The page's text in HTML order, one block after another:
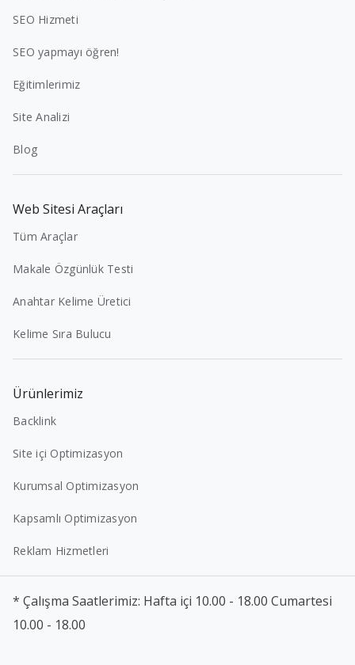
SEO Hizmeti
SEO yapmayı öğren!
Eğitimlerimiz
Site Analizi
Blog
Web Sitesi Araçları
Tüm Araçlar
Makale Özgünlük Testi
Anahtar Kelime Üretici
Kelime Sıra Bulucu
Ürünlerimiz
Backlink
Site içi Optimizasyon
Kurumsal Optimizasyon
Kapsamlı Optimizasyon
Reklam Hizmetleri
* Çalışma Saatlerimiz: Hafta içi 10.00 - 18.00 Cumartesi
10.00 - 18.00